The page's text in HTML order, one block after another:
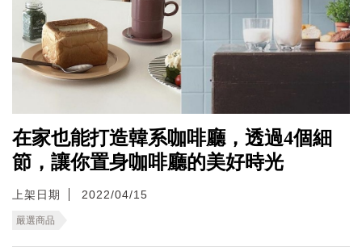
在家也能打造韓系咖啡廳，透過4個細
節，讓你置身咖啡廳的美好時光
上架日期 2022/04/15
嚴選商品